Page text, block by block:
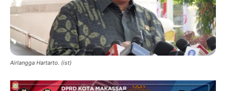
Airlangga Hartarto. (ist)